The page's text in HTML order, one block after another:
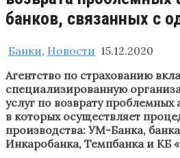
банков, связанных с
Банки, Новости 15.12.2020
Агентство по страхованию
специализированную
услуг по возврату проблемных
в которых осуществляет
производства: УМ-Банка, банка
Инкаробанка, Темпбанка и КБ